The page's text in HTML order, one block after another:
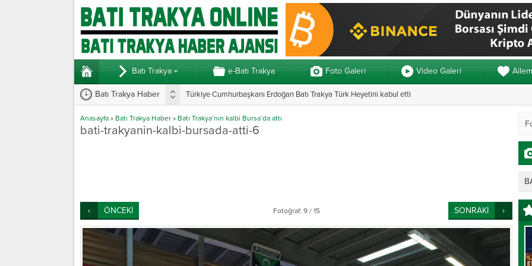
Batı Trakya e-Batı Trakya Foto Galeri Video Galeri Ailem
Batı Trakya Haber Türkiye Cumhurbaşkanı Erdoğan Batı Trakya Türk Heyetini kabul etti
Anasayfa » Batı Trakya Haber » Batı Trakya’nın kalbi Bursa’da attı
bati-trakyanin-kalbi-bursada-atti-6
ÖNCEKİ Fotoğraf: 9 / 15 SONRAKİ